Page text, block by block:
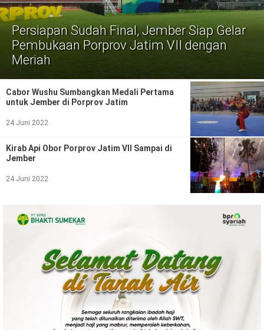
Politik
Gaya Hidup
Otomotif
Iptek
Pendidikan Ilmiah
Teknologi
Wisata
Olahraga
Birokrasi
Persiapan Sudah Final, Jember Siap Gelar
Pembukaan Porprov Jatim VII dengan
Meriah
Cabor Wushu Sumbangkan Medali Pertama
untuk Jember di Porprov Jatim
24 Juni 2022
Kirab Api Obor Porprov Jatim VII Sampai di
Jember
24 Juni 2022